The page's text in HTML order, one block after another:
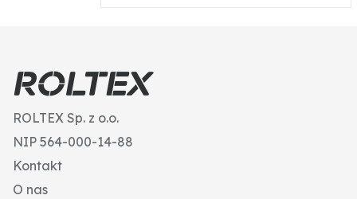
ROLTEX Sp. z o.o.
NIP 564-000-14-88
Kontakt
O nas